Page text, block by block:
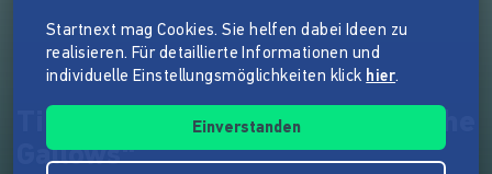
Tir Nan Og - Neue CD: „From the
Gallows“
Startnext mag Cookies. Sie helfen dabei Ideen zu
realisieren. Für detaillierte Informationen und
individuelle Einstellungsmöglichkeiten klick hier.
Einverstanden